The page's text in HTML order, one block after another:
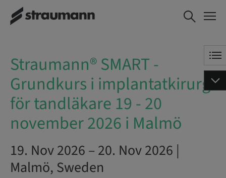
Straumann® SMART -
Grundkurs i implantatkirurgi
WAITING LIST
Straumann® SMART -
Grundkurs i implantatkirurgi
för tandläkare 19 - 20
november 2026 i Malmö
19. Nov 2026 – 20. Nov 2026 |
Malmö, Sweden